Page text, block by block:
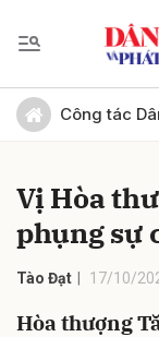
Công tác
Vị Hòa
phụng sự
Tào Đạt 17/10/
Hòa thượng
Gửi bình luận